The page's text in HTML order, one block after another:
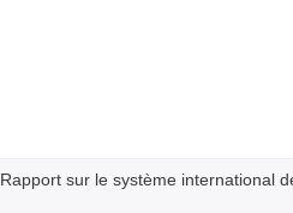
Rapport sur le système international